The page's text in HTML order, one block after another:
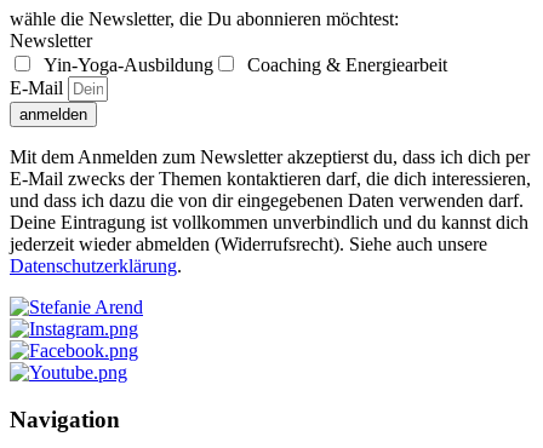
wähle die Newsletter, die Du abonnieren möchtest:
Newsletter
Yin-Yoga-Ausbildung
Coaching & Energiearbeit
E-Mail
anmelden
Mit dem Anmelden zum Newsletter akzeptierst du, dass ich dich per
E-Mail zwecks der Themen kontaktieren darf, die dich interessieren,
und dass ich dazu die von dir eingegebenen Daten verwenden darf.
Deine Eintragung ist vollkommen unverbindlich und du kannst dich
jederzeit wieder abmelden (Widerrufsrecht). Siehe auch unsere
Datenschutzerklärung.
Navigation